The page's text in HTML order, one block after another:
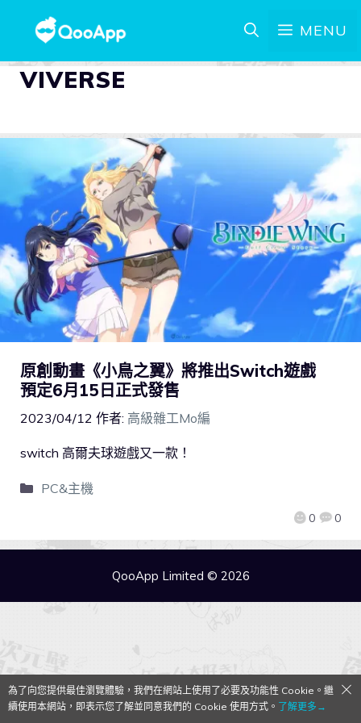
MENU
VIVERSE
原創動畫《小鳥之翼》將推出Switch遊戲
預定6月15日正式發售
2023/04/12 作者: 高級雜工Mo編
0 0
switch 高爾夫球遊戲又一款！
PC&主機
QooApp Limited © 2026
為了向您提供最佳瀏覽體驗，我們在網站上使用了必要及功能性 Cookie。繼
續使用本網站，即表示您了解並同意我們的 Cookie 使用方式。 了解更多→